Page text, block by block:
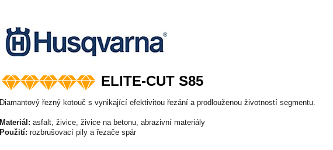
ELITE-CUT S85
Diamantový řezný kotouč s vynikající efektivitou řezání a prodlouženou životností segmentu.
Materiál: asfalt, živice, živice na betonu, abrazivní materiály
Použití: rozbrušovací pily a řezače spár